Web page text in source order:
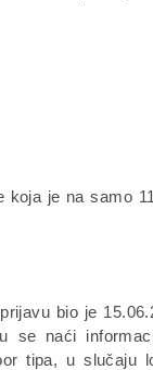
je na samo
bio je
se naći
tipa, u slučaju